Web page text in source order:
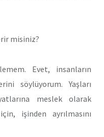
misiniz?
Evet, insanların
söylüyorum. Yaşları
meslek olarak
işinden ayrılmasını